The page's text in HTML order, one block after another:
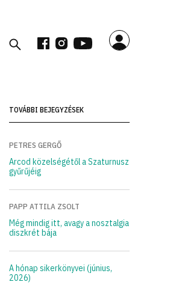
TOVÁBBI BEJEGYZÉSEK
PETRES GERGŐ
Arcod közelségétől a Szaturnusz
gyűrűjéig
PAPP ATTILA ZSOLT
Még mindig itt, avagy a nosztalgia
diszkrét bája
A hónap sikerkönyvei (június,
2026)